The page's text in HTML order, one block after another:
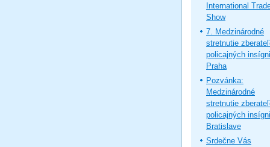
International
Show
7. Medzinárodné
stretnutie
policajných
Praha
Pozvánka:
Medzinárodné
stretnutie
policajných
Bratislave
Srdečne Vás